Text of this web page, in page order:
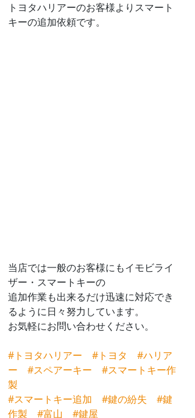
トヨタハリアーのお客様よりスマート
キーの追加依頼です。
当店では一般のお客様にもイモビライ
ザー・スマートキーの
追加作業も出来るだけ迅速に対応でき
るように日々努力しています。
お気軽にお問い合わせください。
#トヨタハリアー #トヨタ
#ハリア
ー
#スペアーキー
#スマートキー作
製
#スマートキー追加
#鍵の紛失
#鍵
作製
#富山 #鍵屋